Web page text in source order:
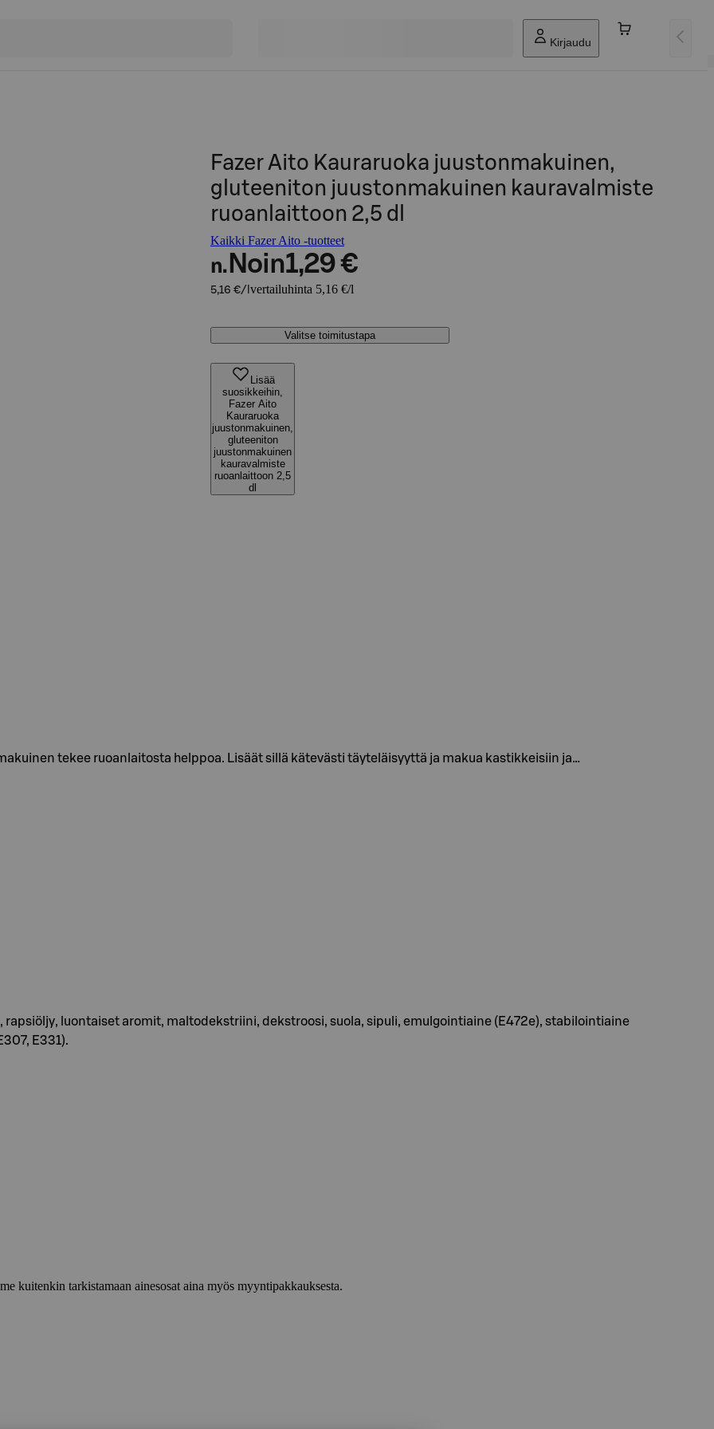
Kirjaudu
Fazer Aito Kauraruoka juustonmakuinen,
gluteeniton juustonmakuinen kauravalmiste
ruoanlaittoon 2,5 dl
Kaikki Fazer Aito -tuotteet
n. Noin1,29 €
5,16 €/l vertailuhinta 5,16 €/l
Valitse toimitustapa
Lisää
suosikkeihin,
Fazer Aito
Kauraruoka
juustonmakuinen,
gluteeniton
juustonmakuinen
kauravalmiste
ruoanlaittoon 2,5
dl
tekee ruoanlaitosta helppoa. Lisäät sillä kätevästi täyteläisyyttä ja makua kastikkeisiin ja…
rapsiöljy, luontaiset aromit, maltodekstriini, dekstroosi, suola, sipuli, emulgointiaine (E472e), stabilointiaine
E331).
kuitenkin tarkistamaan ainesosat aina myös myyntipakkauksesta.